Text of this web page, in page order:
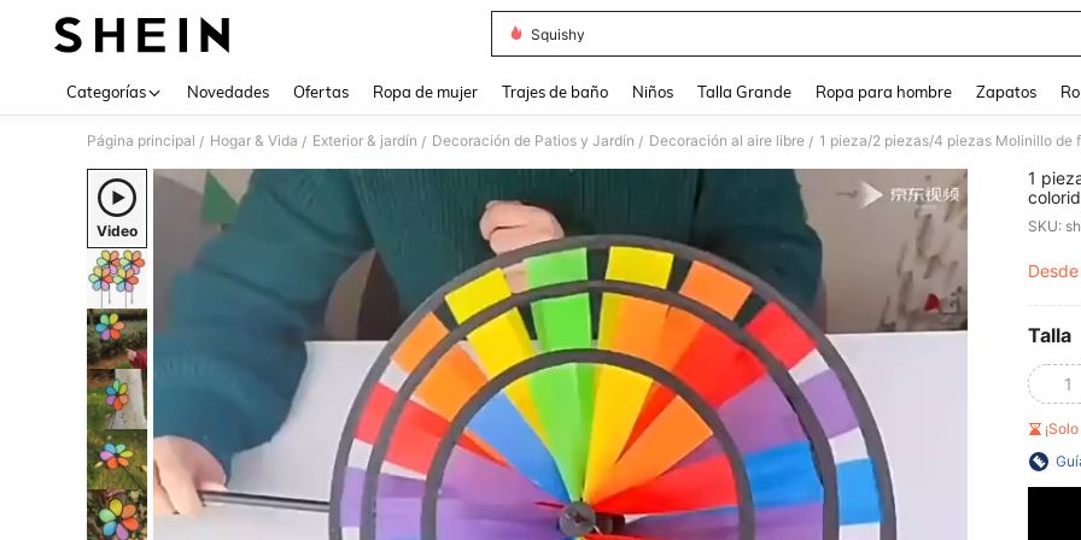
Squishy
Categorías Novedades Ofertas Ropa de mujer Trajes de baño Niños Talla Grande Ropa para hombre Zapatos
Página principal / Hogar & Vida / Exterior & jardín / Decoración de Patios y Jardín / Decoración al aire libre /
Video
1
SKU:
Desde
Talla
1